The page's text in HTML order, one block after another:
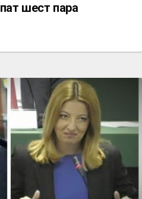
шест пара